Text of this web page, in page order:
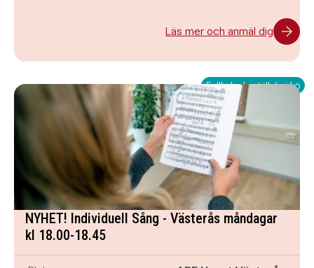
Läs mer och anmäl dig
Fullbokad - ställ dig i kö
NYHET! Individuell Sång - Västerås måndagar
kl 18.00-18.45